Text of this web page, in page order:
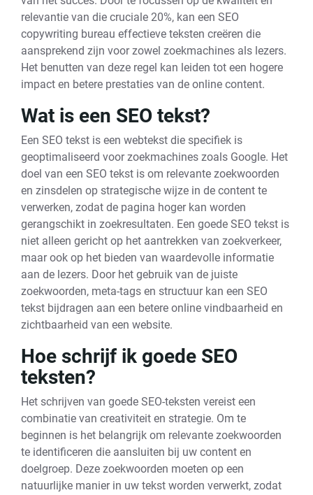
relevantie van die cruciale 20%, kan een SEO
copywriting bureau effectieve teksten creëren die
aansprekend zijn voor zowel zoekmachines als lezers.
Het benutten van deze regel kan leiden tot een hogere
impact en betere prestaties van de online content.
Wat is een SEO tekst?
Een SEO tekst is een webtekst die specifiek is
geoptimaliseerd voor zoekmachines zoals Google. Het
doel van een SEO tekst is om relevante zoekwoorden
en zinsdelen op strategische wijze in de content te
verwerken, zodat de pagina hoger kan worden
gerangschikt in zoekresultaten. Een goede SEO tekst is
niet alleen gericht op het aantrekken van zoekverkeer,
maar ook op het bieden van waardevolle informatie
aan de lezers. Door het gebruik van de juiste
zoekwoorden, meta-tags en structuur kan een SEO
tekst bijdragen aan een betere online vindbaarheid en
zichtbaarheid van een website.
Hoe schrijf ik goede SEO
teksten?
Het schrijven van goede SEO-teksten vereist een
combinatie van creativiteit en strategie. Om te
beginnen is het belangrijk om relevante zoekwoorden
te identificeren die aansluiten bij uw content en
doelgroep. Deze zoekwoorden moeten op een
natuurlijke manier in uw tekst worden verwerkt, zodat